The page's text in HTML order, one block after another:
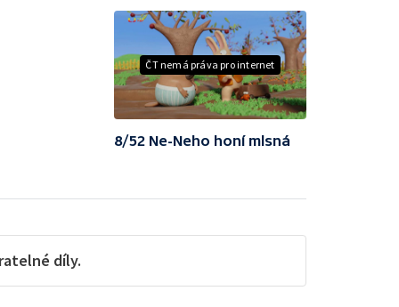
ČT nemá práva pro internet
8/52 Ne-Neho honí mlsná
díly.